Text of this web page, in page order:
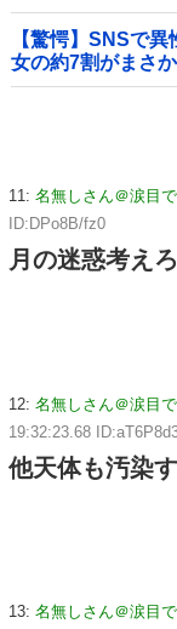
【驚愕】SNSで
女の約7割がまさ
w w
11: 名無しさん＠涙目
ID:DPo8B/fz0
月の迷惑考えろ
12: 名無しさん＠涙目
19:32:23.68
他天体も汚染
13: 名無しさん＠涙目